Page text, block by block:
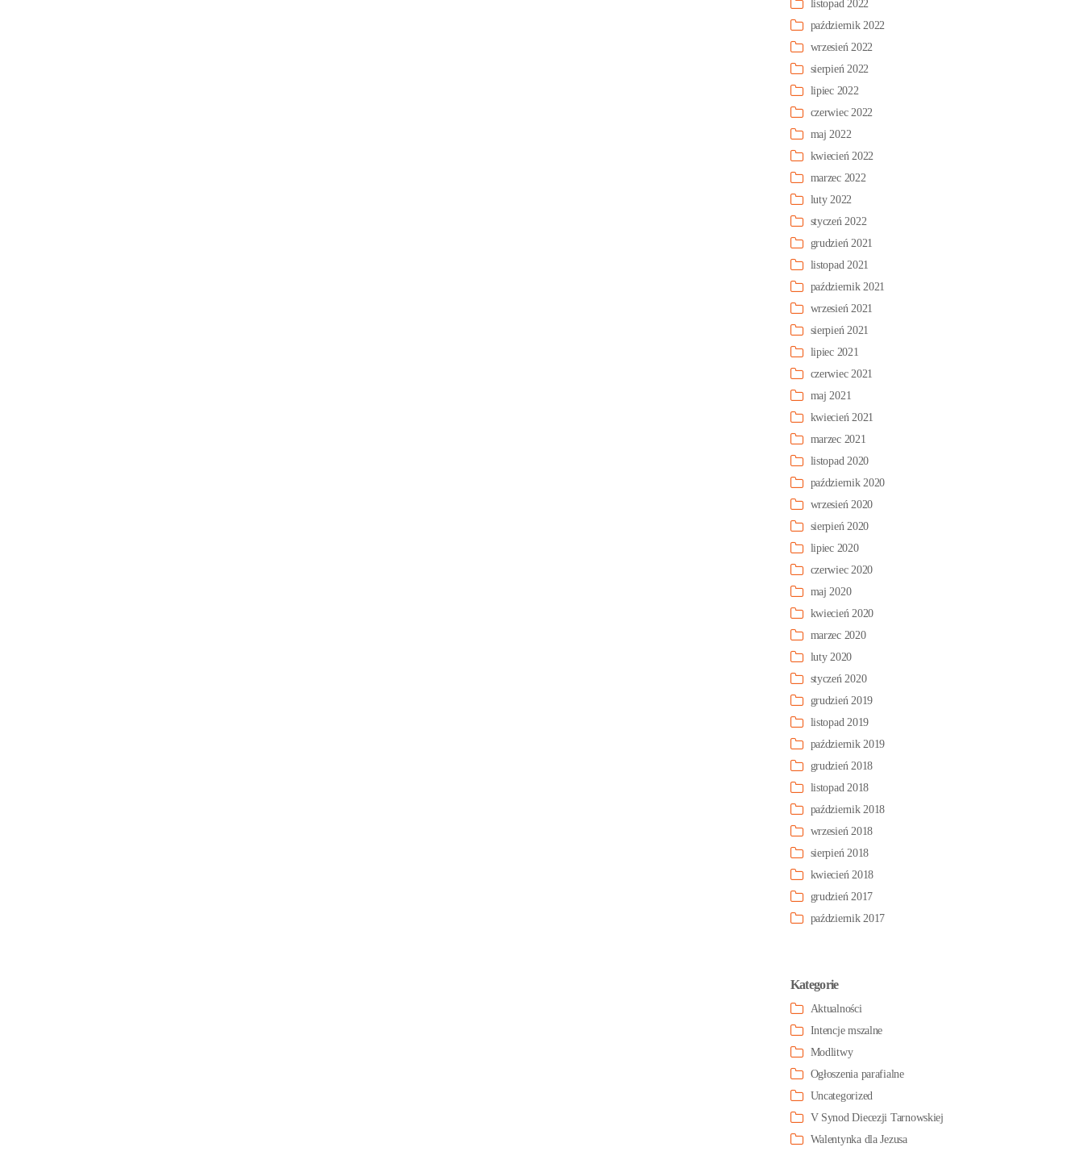
listopad 2022
październik 2022
wrzesień 2022
sierpień 2022
lipiec 2022
czerwiec 2022
maj 2022
kwiecień 2022
marzec 2022
luty 2022
styczeń 2022
grudzień 2021
listopad 2021
październik 2021
wrzesień 2021
sierpień 2021
lipiec 2021
czerwiec 2021
maj 2021
kwiecień 2021
marzec 2021
listopad 2020
październik 2020
wrzesień 2020
sierpień 2020
lipiec 2020
czerwiec 2020
maj 2020
kwiecień 2020
marzec 2020
luty 2020
styczeń 2020
grudzień 2019
listopad 2019
październik 2019
grudzień 2018
listopad 2018
październik 2018
wrzesień 2018
sierpień 2018
kwiecień 2018
grudzień 2017
październik 2017
Kategorie
Aktualności
Intencje mszalne
Modlitwy
Ogłoszenia parafialne
Uncategorized
V Synod Diecezji Tarnowskiej
Walentynka dla Jezusa